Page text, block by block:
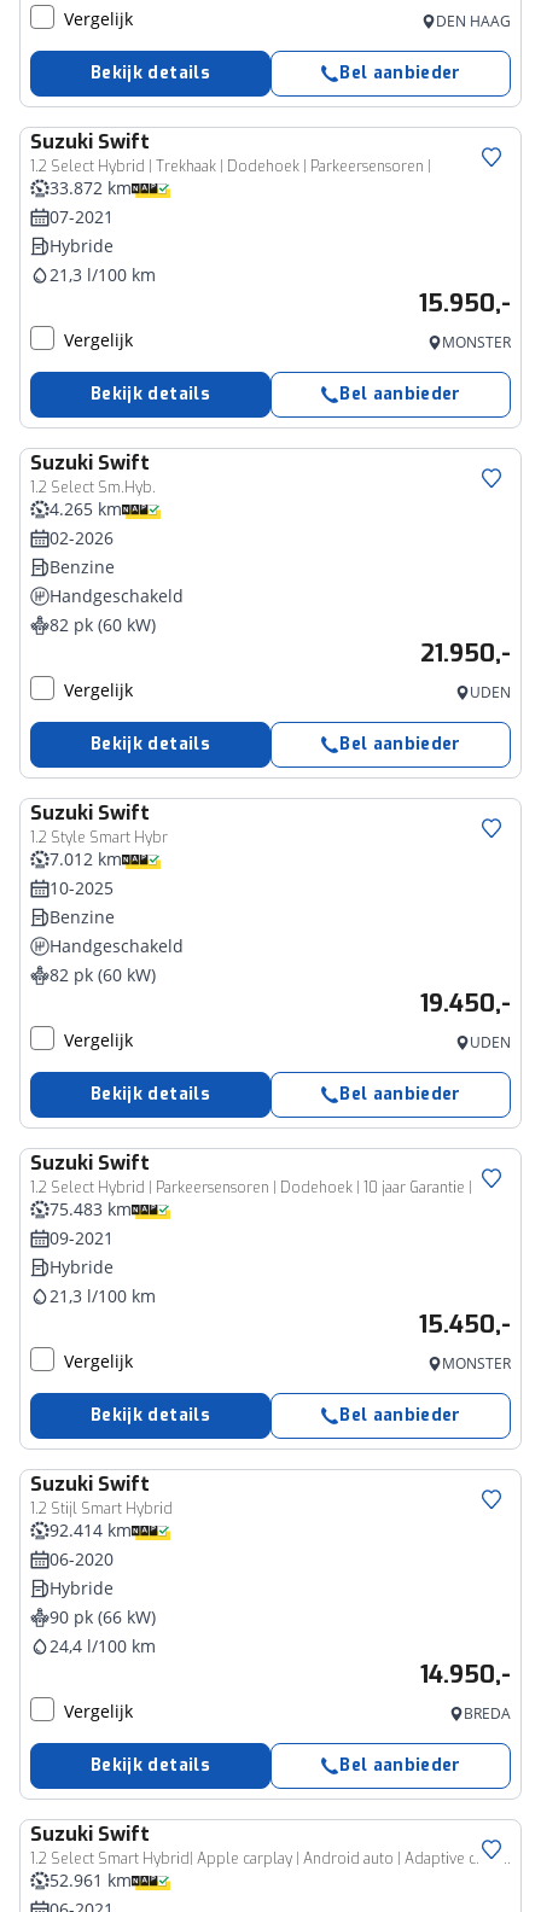
Vergelijk DEN HAAG
Bekijk details Bel aanbieder
Suzuki Swift
1.2 Select Hybrid | Trekhaak | Dodehoek | Parkeersensoren |
33.872 km
07-2021
Hybride
21,3 l/100 km
15.950,-
Vergelijk MONSTER
Bekijk details Bel aanbieder
Suzuki Swift
1.2 Select Sm.Hyb.
4.265 km
02-2026
Benzine
Handgeschakeld
82 pk (60 kW)
21.950,-
Vergelijk UDEN
Bekijk details Bel aanbieder
Suzuki Swift
1.2 Style Smart Hybr
7.012 km
10-2025
Benzine
Handgeschakeld
82 pk (60 kW)
19.450,-
Vergelijk UDEN
Bekijk details Bel aanbieder
Suzuki Swift
1.2 Select Hybrid | Parkeersensoren | Dodehoek | 10 jaar Garantie |
75.483 km
09-2021
Hybride
21,3 l/100 km
15.450,-
Vergelijk MONSTER
Bekijk details Bel aanbieder
Suzuki Swift
1.2 Stijl Smart Hybrid
92.414 km
06-2020
Hybride
90 pk (66 kW)
24,4 l/100 km
14.950,-
Vergelijk BREDA
Bekijk details Bel aanbieder
Suzuki Swift
1.2 Select Smart Hybrid| Apple carplay | Android auto | Adaptive cruise| Stoelverwarming| Parkeersensoren| Blindspot|
52.961 km